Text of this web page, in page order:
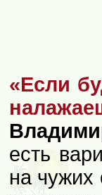
«Если
есть
на чужих